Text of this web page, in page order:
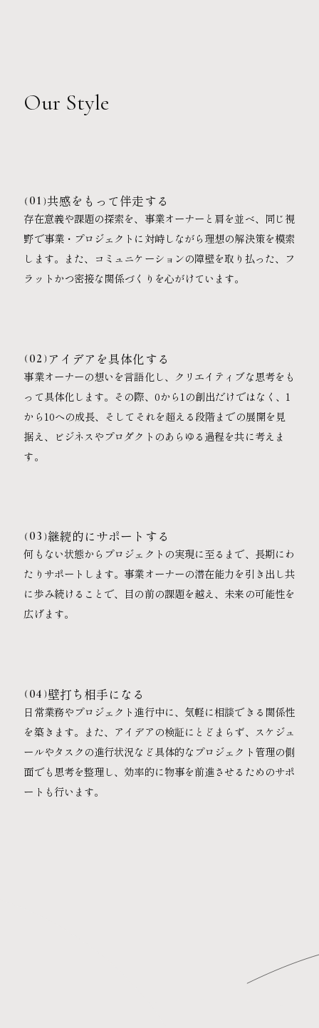
Our Style
01 共感をもって伴走する
存在意義や課題の探索を、事業オーナーと肩を並べ、同じ視
野で事業・プロジェクトに対峙しながら理想の解決策を模索
します。また、コミュニケーションの障壁を取り払った、フ
ラットかつ密接な関係づくりを心がけています。
02 アイデアを具体化する
事業オーナーの想いを言語化し、クリエイティブな思考をも
って具体化します。その際、0から1の創出だけではなく、1
から10への成長、そしてそれを超える段階までの展開を見
据え、ビジネスやプロダクトのあらゆる過程を共に考えま
す。
03 継続的にサポートする
何もない状態からプロジェクトの実現に至るまで、長期にわ
たりサポートします。事業オーナーの潜在能力を引き出し共
に歩み続けることで、目の前の課題を越え、未来の可能性を
広げます。
04 壁打ち相手になる
日常業務やプロジェクト進行中に、気軽に相談できる関係性
を築きます。また、アイデアの検証にとどまらず、スケジュ
ールやタスクの進行状況など具体的なプロジェクト管理の側
面でも思考を整理し、効率的に物事を前進させるためのサポ
ートも行います。